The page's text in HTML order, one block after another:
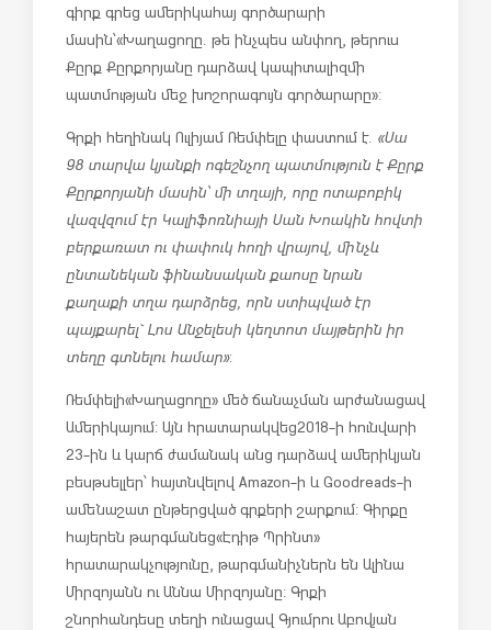
գիրք գրեց ամերիկահայ գործարարի
մասին՝ «Խաղացողը. թե ինչպես անփող, թերուս
Քըրք Քըրքորյանը դարձավ կապիտալիզմի
պատմության մեջ խոշորագույն գործարարը»:
Գրքի հեղինակ Ուլիյամ Ռեմփելը փաստում է. «Սա
98 տարվա կյանքի ոգեշնչող պատմություն է Քըրք
Քըրքորյանի մասին՝ մի տղայի, որը ոտաբոբիկ
վազվզում էր Կալիֆոռնիայի Սան Խոակին հովտի
բերքառատ ու փափուկ հողի վրայով, մինչև
ընտանեկան ֆինանսական քաոսը նրան
քաղաքի տղա դարձրեց, որն ստիպված էր
պայքարել` Լոս Անջելեսի կեղտոտ մայթերին իր
տեղը գտնելու համար»:
Ռեմփելի «Խաղացողը» մեծ ճանաչման արժանացավ
Ամերիկայում: Այն հրատարակվեց 2018-ի հունվարի
23-ին և կարճ ժամանակ անց դարձավ ամերիկյան
բեսթսելլեր՝ հայտնվելով Amazon-ի և Goodreads-ի
ամենաշատ ընթերցված գրքերի շարքում: Գիրքը
հայերեն թարգմանեց «Էդիթ Պրինտ»
հրատարակչությունը, թարգմանիչներն են Ալինա
Միրզոյանն ու Աննա Միրզոյանը: Գրքի
շնորհանդեսը տեղի ունացավ Գյումրու Աբովյան